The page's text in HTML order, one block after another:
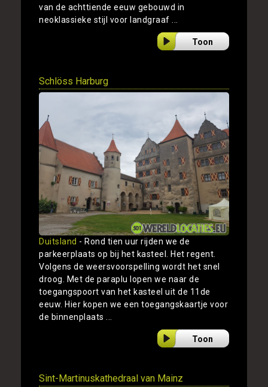
van de achttiende eeuw gebouwd in
neoklassieke stijl voor landgraaf ...
Toon
Schlöss Harburg
Duitsland - Rond tien uur rijden we de
parkeerplaats op bij het kasteel. Het regent.
Volgens de weersvoorspelling wordt het snel
droog. Met de paraplu lopen we naar de
toegangspoort van het kasteel uit de 11de
eeuw. Hier kopen we een toegangskaartje voor
de binnenplaats ...
Toon
Sint-Martinuskathedraal van Mainz